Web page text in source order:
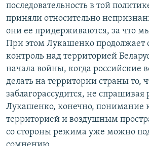
последовательность в той
приняли относительно
они ее придерживаются, за что
При этом Лукашенко продолжает
контроль над территорией
начала войны, когда российские
делать на территории страны то,
заблагорассудится, не
Лукашенко, конечно, понимание
территорией и воздушным
со стороны режима уже можно